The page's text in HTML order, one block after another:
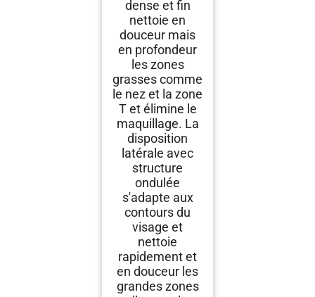
dense et fin
nettoie en
douceur mais
en profondeur
les zones
grasses comme
le nez et la zone
T et élimine le
maquillage. La
disposition
latérale avec
structure
ondulée
s'adapte aux
contours du
visage et
nettoie
rapidement et
en douceur les
grandes zones